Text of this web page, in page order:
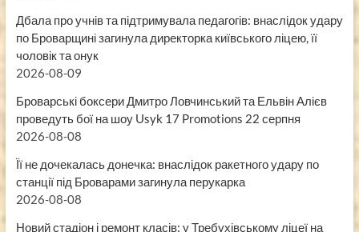
Дбала про учнів та підтримувала педагогів: внаслідок удару
по Броварщині загинула директорка київського ліцею, її
чоловік та онук
2026-08-09
Броварські боксери Дмитро Ловчинський та Ельвін Алієв
проведуть бої на шоу Usyk 17 Promotions 22 серпня
2026-08-08
Її не дочекалась донечка: внаслідок ракетного удару по
станції під Броварами загинула перукарка
2026-08-08
Новий стадіон і ремонт класів: у Требухівському ліцеї на